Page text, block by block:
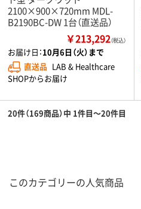
2100×900×720mm MDL-
B2190BC-DW 1台（直送品）
￥213,292（税込）
お届け日：10月6日（火）まで
直送品 LAB & Healthcare
SHOPからお届け
20件（169商品）中 1件目～20件目
このカテゴリーの人気商品